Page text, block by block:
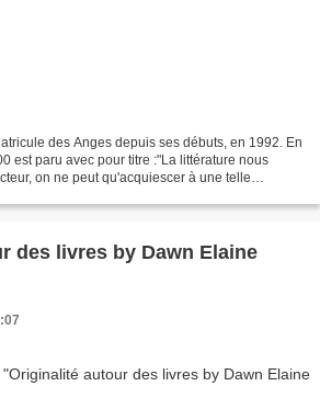
des Anges depuis ses débuts, en 1992. En
est paru avec pour titre :"La littérature nous
on ne peut qu'acquiescer à une telle
des livres by Dawn Elaine